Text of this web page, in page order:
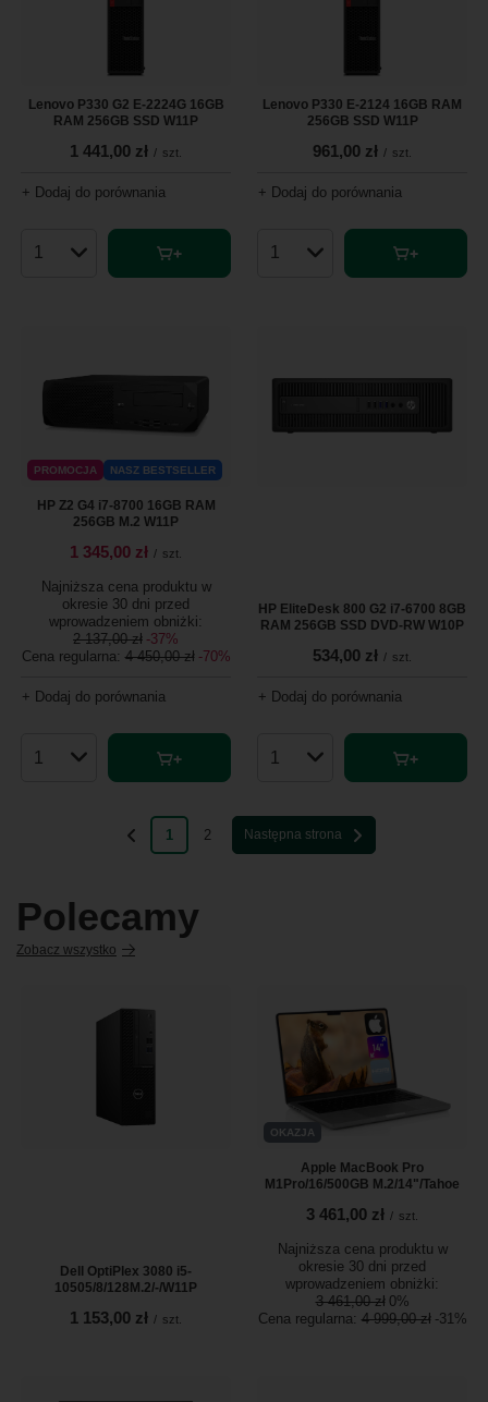
Lenovo P330 G2 E-2224G 16GB
RAM 256GB SSD W11P
1 441,00 zł / szt.
+ Dodaj do porównania
Ilość produktów
Lenovo P330 E-2124 16GB RAM
256GB SSD W11P
961,00 zł / szt.
+ Dodaj do porównania
Ilość produktów
PROMOCJA NASZ BESTSELLER
HP Z2 G4 i7-8700 16GB RAM
256GB M.2 W11P
1 345,00 zł / szt.
Najniższa cena produktu w
okresie 30 dni przed
wprowadzeniem obniżki:
2 137,00 zł -37%
Cena regularna: 4 450,00 zł -70%
+ Dodaj do porównania
Ilość produktów
HP EliteDesk 800 G2 i7-6700 8GB
RAM 256GB SSD DVD-RW W10P
534,00 zł / szt.
+ Dodaj do porównania
Ilość produktów
1 2 Następna strona
Polecamy
Zobacz wszystko
Dell OptiPlex 3080 i5-
10505/8/128M.2/-/W11P
1 153,00 zł / szt.
OKAZJA
Apple MacBook Pro
M1Pro/16/500GB M.2/14"/Tahoe
3 461,00 zł / szt.
Najniższa cena produktu w
okresie 30 dni przed
wprowadzeniem obniżki:
3 461,00 zł 0%
Cena regularna: 4 999,00 zł -31%